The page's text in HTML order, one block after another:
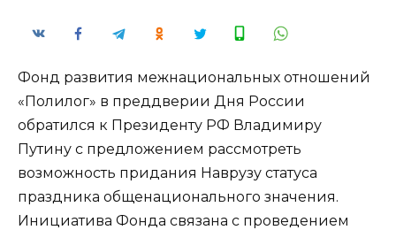
Фонд развития межнациональных отношений
«Полилог» в преддверии Дня России
обратился к Президенту РФ Владимиру
Путину с предложением рассмотреть
возможность придания Наврузу статуса
праздника общенационального значения.
Инициатива Фонда связана с проведением